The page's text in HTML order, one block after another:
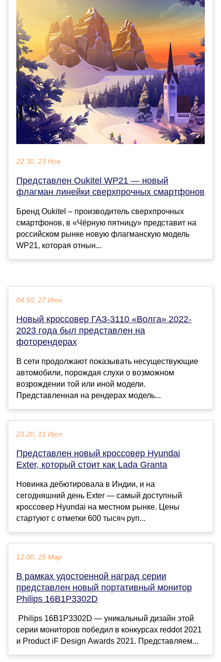
22:30, 23 Ноя
Представлен Oukitel WP21 — новый
флагман линейки сверхпрочных смартфонов
Бренд Oukitel – производитель сверхпрочных
смартфонов, в «Чёрную пятницу» представит на
российском рынке новую флагманскую модель
WP21, которая отнын...
04:50, 27 Июн
Новый кроссовер ГАЗ-3110 «Волга» 2022-
2023 года был представлен на
фоторендерах
В сети продолжают показывать несуществующие
автомобили, порождая слухи о возможном
возрождении той или иной модели.
Представленная на рендерах модель...
23:20, 11 Июл
Представлен новый кроссовер Hyundai
Exter, который стоит как Lada Granta
Новинка дебютировала в Индии, и на
сегодняшний день Exter — самый доступный
кроссовер Hyundai на местном рынке. Цены
стартуют с отметки 600 тысяч руп...
12:00, 25 Мар
В рамках удостоенной наград серии
представлен новый портативный монитор
Philips 16B1P3302D￼
Philips 16B1P3302D — уникальный дизайн этой
серии мониторов победил в конкурсах reddot 2021
и Product iF Design Awards 2021. Представляем...